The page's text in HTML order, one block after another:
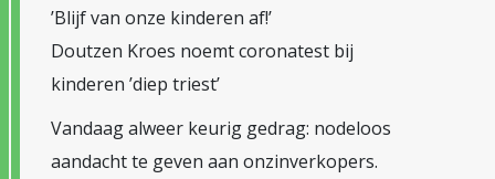
’Blijf van onze kinderen af!’
Doutzen Kroes noemt coronatest bij
kinderen ’diep triest’
Vandaag alweer keurig gedrag: nodeloos
aandacht te geven aan onzinverkopers.